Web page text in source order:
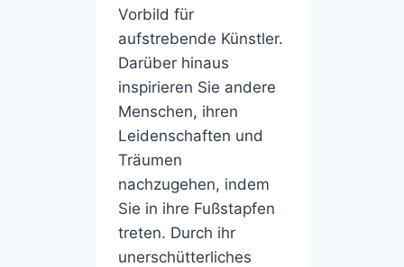
Vorbild für
aufstrebende Künstler.
Darüber hinaus
inspirieren Sie andere
Menschen, ihren
Leidenschaften und
Träumen
nachzugehen, indem
Sie in ihre Fußstapfen
treten. Durch ihr
unerschütterliches